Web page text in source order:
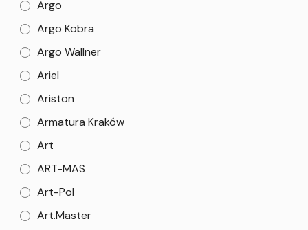
Argo
Argo Kobra
Argo Wallner
Ariel
Ariston
Armatura Kraków
Art
ART-MAS
Art-Pol
Art.Master